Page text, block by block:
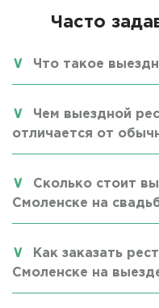
Часто
Что такое
Чем выездной
отличается от
Сколько стоит
Смоленске на
Как заказать
Смоленске на